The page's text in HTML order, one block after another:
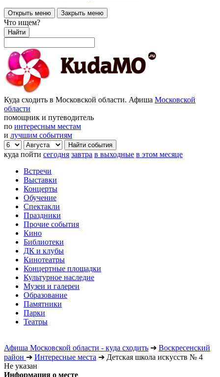
Открыть меню Закрыть меню
Что ищем?
Найти
Куда сходить в Московской области. Афиша Московской
области
помощник и путеводитель
по интересным местам
и лучшим событиям
куда пойти сегодня завтра в выходные в этом месяце
Встречи
Выставки
Концерты
Обучение
Спектакли
Праздники
Прочие события
Кино
Библиотеки
ДК и клубы
Кинотеатры
Концертные площадки
Культурное наследие
Музеи и галереи
Образование
Памятники
Парки
Театры
Афиша Московской области - куда сходить ➔ Воскресенский
район ➔ Интересные места ➔ Детская школа искусств № 4
Не указан
Информация о месте